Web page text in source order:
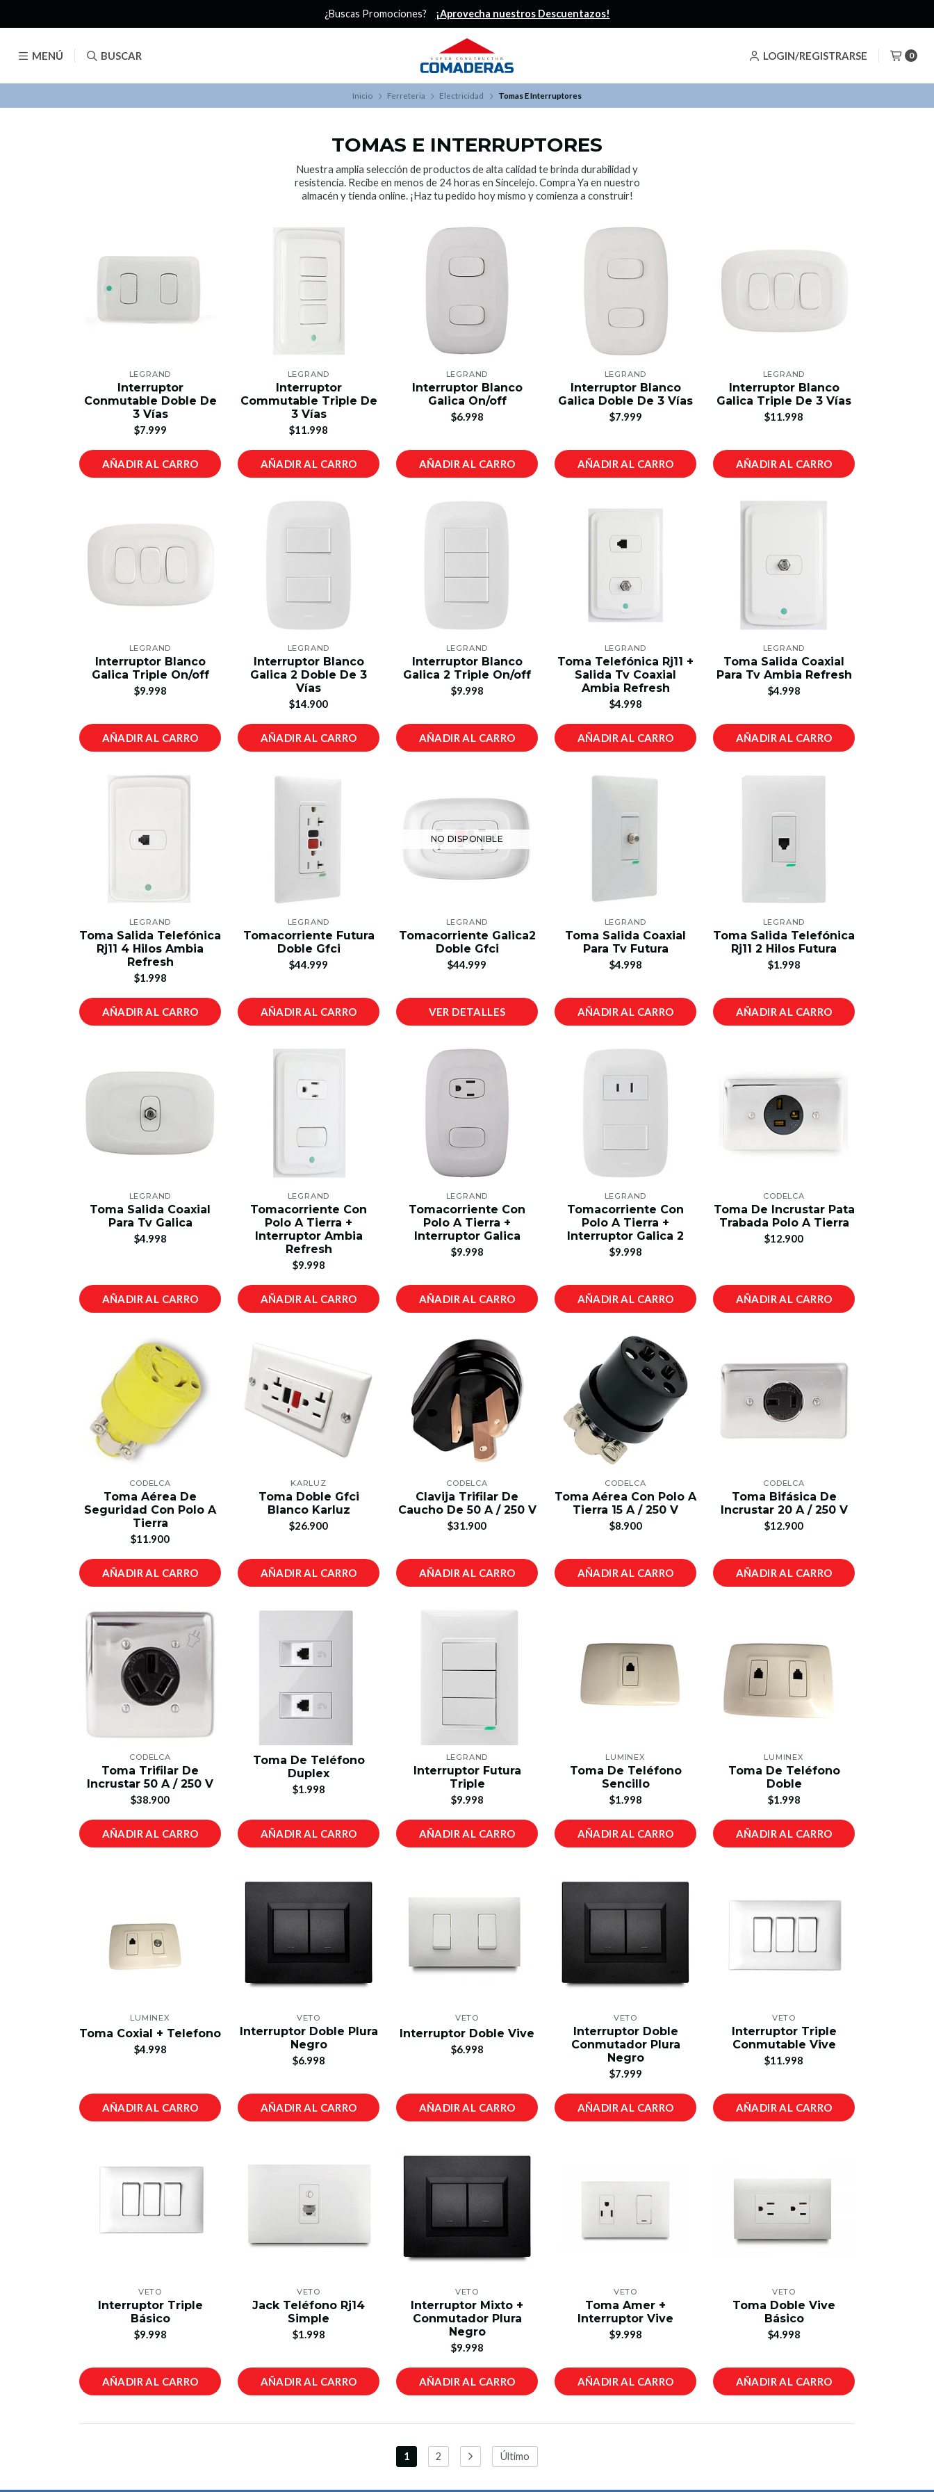
MENÚ BUSCAR LOGIN/REGISTRARSE 0
¿Buscas Promociones? ¡Aprovecha nuestros Descuentazos!
Inicio Ferreteria Electricidad Tomas E Interruptores
TOMAS E INTERRUPTORES
Nuestra amplia selección de productos de alta calidad te brinda durabilidad y
resistencia. Recibe en menos de 24 horas en Sincelejo. Compra Ya en nuestro
almacén y tienda online. ¡Haz tu pedido hoy mismo y comienza a construir!
LEGRAND
Interruptor
Conmutable Doble De
3 Vías
$7.999
AÑADIR AL CARRO
LEGRAND
Interruptor
Commutable Triple De
3 Vías
$11.998
AÑADIR AL CARRO
LEGRAND
Interruptor Blanco
Galica On/off
$6.998
AÑADIR AL CARRO
LEGRAND
Interruptor Blanco
Galica Doble De 3 Vías
$7.999
AÑADIR AL CARRO
LEGRAND
Interruptor Blanco
Galica Triple De 3 Vías
$11.998
AÑADIR AL CARRO
LEGRAND
Interruptor Blanco
Galica Triple On/off
$9.998
AÑADIR AL CARRO
LEGRAND
Interruptor Blanco
Galica 2 Doble De 3
Vías
$14.900
AÑADIR AL CARRO
LEGRAND
Interruptor Blanco
Galica 2 Triple On/off
$9.998
AÑADIR AL CARRO
LEGRAND
Toma Telefónica Rj11 +
Salida Tv Coaxial
Ambia Refresh
$4.998
AÑADIR AL CARRO
LEGRAND
Toma Salida Coaxial
Para Tv Ambia Refresh
$4.998
AÑADIR AL CARRO
LEGRAND
Toma Salida Telefónica
Rj11 4 Hilos Ambia
Refresh
$1.998
AÑADIR AL CARRO
LEGRAND
Tomacorriente Futura
Doble Gfci
$44.999
AÑADIR AL CARRO
NO DISPONIBLE
LEGRAND
Tomacorriente Galica2
Doble Gfci
$44.999
VER DETALLES
LEGRAND
Toma Salida Coaxial
Para Tv Futura
$4.998
AÑADIR AL CARRO
LEGRAND
Toma Salida Telefónica
Rj11 2 Hilos Futura
$1.998
AÑADIR AL CARRO
LEGRAND
Toma Salida Coaxial
Para Tv Galica
$4.998
AÑADIR AL CARRO
LEGRAND
Tomacorriente Con
Polo A Tierra +
Interruptor Ambia
Refresh
$9.998
AÑADIR AL CARRO
LEGRAND
Tomacorriente Con
Polo A Tierra +
Interruptor Galica
$9.998
AÑADIR AL CARRO
LEGRAND
Tomacorriente Con
Polo A Tierra +
Interruptor Galica 2
$9.998
AÑADIR AL CARRO
CODELCA
Toma De Incrustar Pata
Trabada Polo A Tierra
$12.900
AÑADIR AL CARRO
CODELCA
Toma Aérea De
Seguridad Con Polo A
Tierra
$11.900
AÑADIR AL CARRO
KARLUZ
Toma Doble Gfci
Blanco Karluz
$26.900
AÑADIR AL CARRO
CODELCA
Clavija Trifilar De
Caucho De 50 A / 250 V
$31.900
AÑADIR AL CARRO
CODELCA
Toma Aérea Con Polo A
Tierra 15 A / 250 V
$8.900
AÑADIR AL CARRO
CODELCA
Toma Bifásica De
Incrustar 20 A / 250 V
$12.900
AÑADIR AL CARRO
CODELCA
Toma Trifilar De
Incrustar 50 A / 250 V
$38.900
AÑADIR AL CARRO
Toma De Teléfono
Duplex
$1.998
AÑADIR AL CARRO
LEGRAND
Interruptor Futura
Triple
$9.998
AÑADIR AL CARRO
LUMINEX
Toma De Teléfono
Sencillo
$1.998
AÑADIR AL CARRO
LUMINEX
Toma De Teléfono
Doble
$1.998
AÑADIR AL CARRO
LUMINEX
Toma Coxial + Telefono
$4.998
AÑADIR AL CARRO
VETO
Interruptor Doble Plura
Negro
$6.998
AÑADIR AL CARRO
VETO
Interruptor Doble Vive
$6.998
AÑADIR AL CARRO
VETO
Interruptor Doble
Conmutador Plura
Negro
$7.999
AÑADIR AL CARRO
VETO
Interruptor Triple
Conmutable Vive
$11.998
AÑADIR AL CARRO
VETO
Interruptor Triple
Básico
$9.998
AÑADIR AL CARRO
VETO
Jack Teléfono Rj14
Simple
$1.998
AÑADIR AL CARRO
VETO
Interruptor Mixto +
Conmutador Plura
Negro
$9.998
AÑADIR AL CARRO
VETO
Toma Amer +
Interruptor Vive
$9.998
AÑADIR AL CARRO
VETO
Toma Doble Vive
Básico
$4.998
AÑADIR AL CARRO
1 2 Último